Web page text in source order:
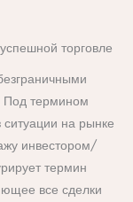
торговле
Под термином
на рынке
инвестором/
термин
все сделки